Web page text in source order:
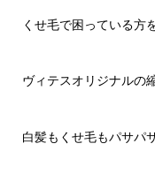
くせ毛で困っている方
ヴィテスオリジナルの
白髪もくせ毛もパサパ